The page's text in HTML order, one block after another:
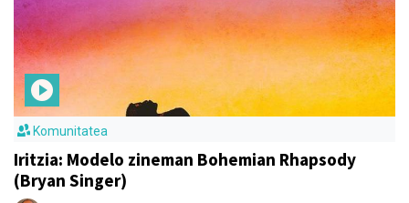
Komunitatea
Iritzia: Modelo zineman Bohemian Rhapsody
(Bryan Singer)